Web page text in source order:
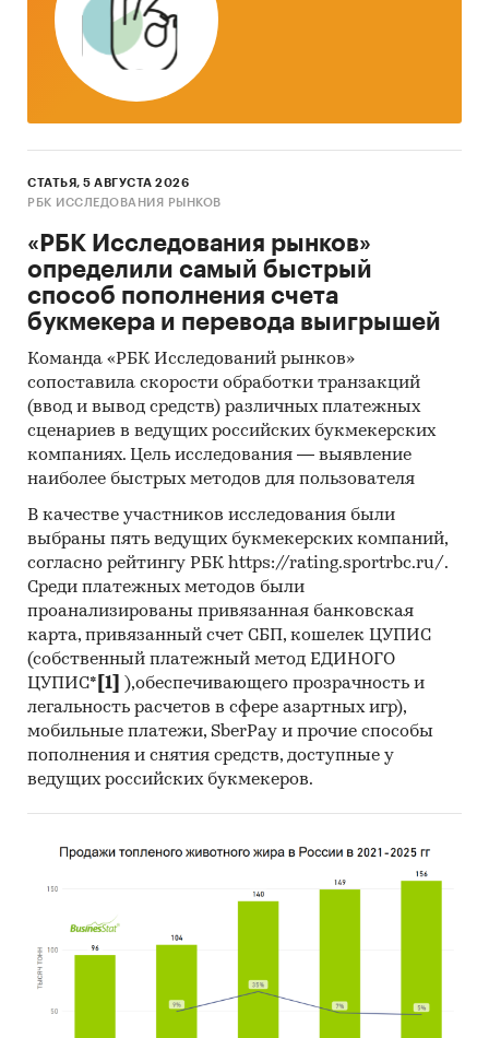
СТАТЬЯ, 5 АВГУСТА 2026
РБК ИССЛЕДОВАНИЯ РЫНКОВ
«РБК Исследования рынков»
определили самый быстрый
способ пополнения счета
букмекера и перевода выигрышей
Команда «РБК Исследований рынков»
сопоставила скорости обработки транзакций
(ввод и вывод средств) различных платежных
сценариев в ведущих российских букмекерских
компаниях. Цель исследования — выявление
наиболее быстрых методов для пользователя
В качестве участников исследования были
выбраны пять ведущих букмекерских компаний,
согласно рейтингу РБК https://rating.sportrbc.ru/.
Среди платежных методов были
проанализированы привязанная банковская
карта, привязанный счет СБП, кошелек ЦУПИС
(собственный платежный метод ЕДИНОГО
ЦУПИС* [1]
),обеспечивающего прозрачность и
легальность расчетов в сфере азартных игр),
мобильные платежи, SberPay и прочие способы
пополнения и снятия средств, доступные у
ведущих российских букмекеров.